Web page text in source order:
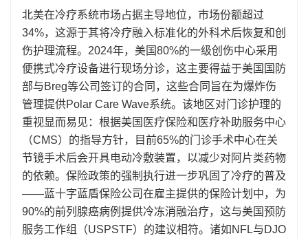
北美在冷疗系统市场占据主导地位，市场份额超过
34%，这源于其将冷疗融入标准化的外科术后恢复和创
伤护理流程。2024年，美国80%的一级创伤中心采用
便携式冷疗设备进行现场分诊，这主要得益于美国国防
部与Breg等公司签订的合同，这些合同旨在为爆炸伤
管理提供Polar Care Wave系统。该地区对门诊护理的
重视显而易见：根据美国医疗保险和医疗补助服务中心
（CMS）的指导方针，目前65%的门诊手术中心在关
节镜手术后会开具电动冷敷装置，以减少对阿片类药物
的依赖。保险政策的强制执行进一步巩固了冷疗的普及
——蓝十字蓝盾保险公司在雇主提供的保险计划中，为
90%的前列腺癌病例提供冷冻消融治疗，这与美国预防
服务工作组（USPSTF）的建议相符。诸如NFL与DJO